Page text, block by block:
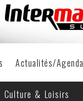
Actualités/Agenda
Culture & Loisirs